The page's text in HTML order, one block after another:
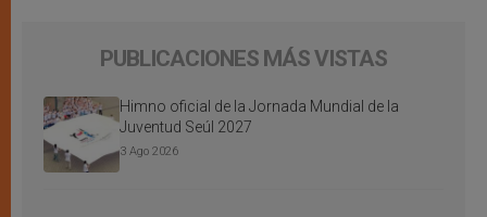
PUBLICACIONES MÁS VISTAS
Himno oficial de la Jornada Mundial de la
Juventud Seúl 2027
3 Ago 2026